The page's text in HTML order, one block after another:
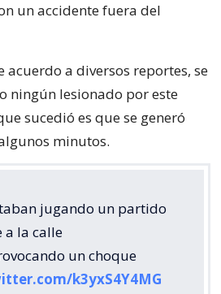
un accidente fuera del
acuerdo a diversos reportes, se
ningún lesionado por este
sucedió es que se generó
minutos.
jugando un partido
a la calle
un choque
k3yxS4Y4MG